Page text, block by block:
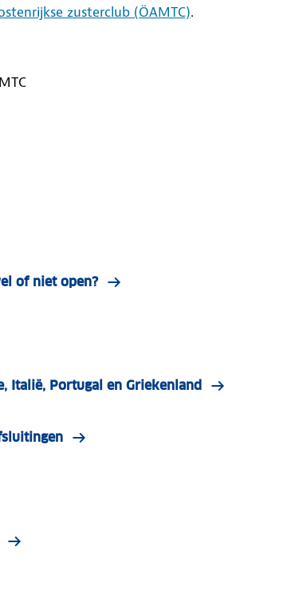
zusterclub (ÖAMTC).
of niet open?
Italië, Portugal en Griekenland